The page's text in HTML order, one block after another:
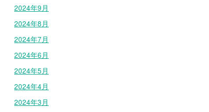
2024年9月
2024年8月
2024年7月
2024年6月
2024年5月
2024年4月
2024年3月